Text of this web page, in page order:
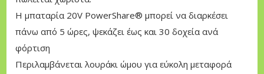
π
α
α
Η μπαταρία 20V PowerShare® μπορεί να διαρκέσει
πάνω από 5 ώρες, ψεκάζει έως και 30 δοχεία ανά
φόρτιση
Περιλαμβάνεται λουράκι ώμου για εύκολη μεταφορά